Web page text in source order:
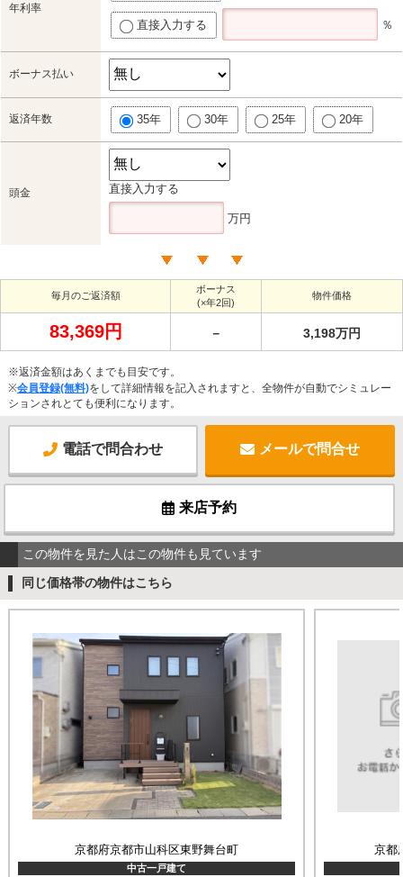
年利率
直接入力する ％
ボーナス払い
返済年数 35年 30年 25年 20年
頭金 直接入力する
万円
毎月のご返済額
ボーナス
(×年2回)
物件価格
83,369円 － 3,198万円
※返済金額はあくまでも目安です。
※会員登録(無料)をして詳細情報を記入されますと、全物件が自動でシミュレー
ションされとても便利になります。
電話で問合わせ メールで問合せ
来店予約
この物件を見た人はこの物件も見ています
同じ価格帯の物件はこちら
京都府京都市山科区東野舞台町
中古一戸建て
京都